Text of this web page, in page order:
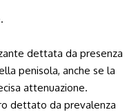
dettata da presenza
penisola, anche se la
attenuazione.
dettato da prevalenza